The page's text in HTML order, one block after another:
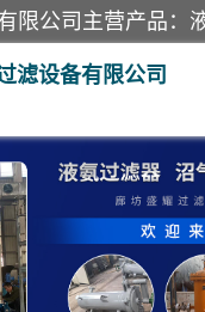
滤设备有限公司
过滤器
沼气过滤器